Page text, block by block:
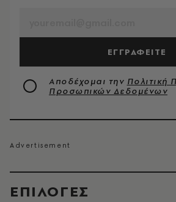
EΠΙΛΟΓΈΣ
ΕΓΓΡΑΦΕΙΤΕ
Αποδέχομαι την Πολιτική
Προσωπικών Δεδομένων